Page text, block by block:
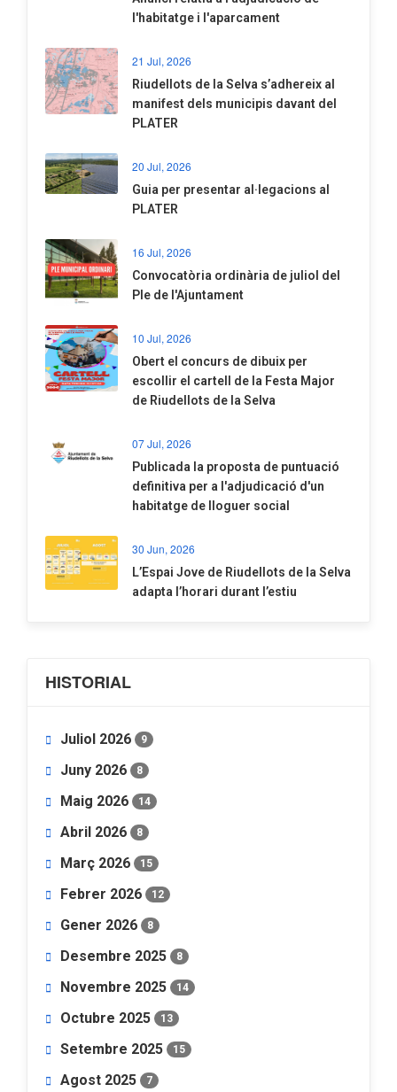
l'habitatge i l'aparcament
21 Jul, 2026
Riudellots de la Selva s’adhereix al
manifest dels municipis davant del
PLATER
20 Jul, 2026
​Guia per presentar al·legacions al
PLATER
16 Jul, 2026
Convocatòria ordinària de juliol del
Ple de l'Ajuntament
10 Jul, 2026
​Obert el concurs de dibuix per
escollir el cartell de la Festa Major
de Riudellots de la Selva
07 Jul, 2026
​Publicada la proposta de puntuació
definitiva per a l'adjudicació d'un
habitatge de lloguer social
30 Jun, 2026
​L’Espai Jove de Riudellots de la Selva
adapta l’horari durant l’estiu
HISTORIAL
Juliol 2026 9
Juny 2026 8
Maig 2026 14
Abril 2026 8
Març 2026 15
Febrer 2026 12
Gener 2026 8
Desembre 2025 8
Novembre 2025 14
Octubre 2025 13
Setembre 2025 15
Agost 2025 7